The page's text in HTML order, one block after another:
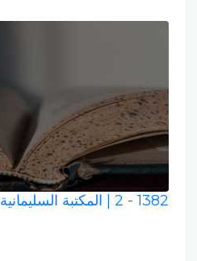
1382 - 2 | المكتبة السليمانية